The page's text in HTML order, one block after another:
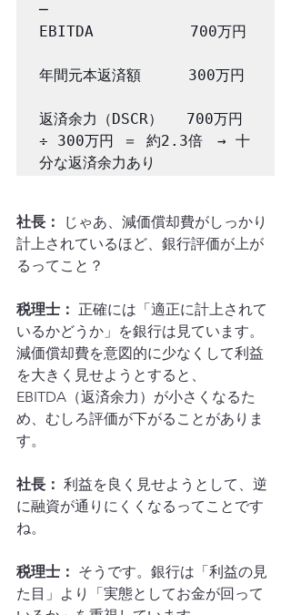
─
EBITDA　　　　　　 700万円
年間元本返済額　　  300万円
返済余力（DSCR）　 700万円
÷ 300万円 ＝ 約2.3倍　→ 十
社長：
じゃあ、減価償却費がしっかり
計上されているほど、銀行評価が上が
るってこと？
税理士： 正確には「適正に計上されて
いるかどうか」を銀行は見ています。
減価償却費を意図的に少なくして利益
を大きく見せようとすると、
EBITDA（返済余力）が小さくなるた
め、むしろ評価が下がることがありま
す。
社長： 利益を良く見せようとして、逆
に融資が通りにくくなるってことです
ね。
税理士： そうです。銀行は「利益の見
た目」より「実態としてお金が回って